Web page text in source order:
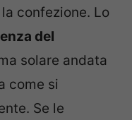
confezione. Lo
del
solare andata
come si
Se le